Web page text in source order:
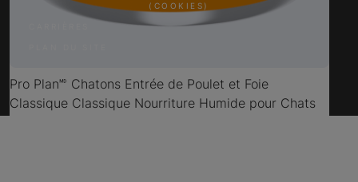
Pro Plan🅫 Chatons Entrée de Poulet et Foie
Classique Classique Nourriture Humide pour Chats
(COOKIES)